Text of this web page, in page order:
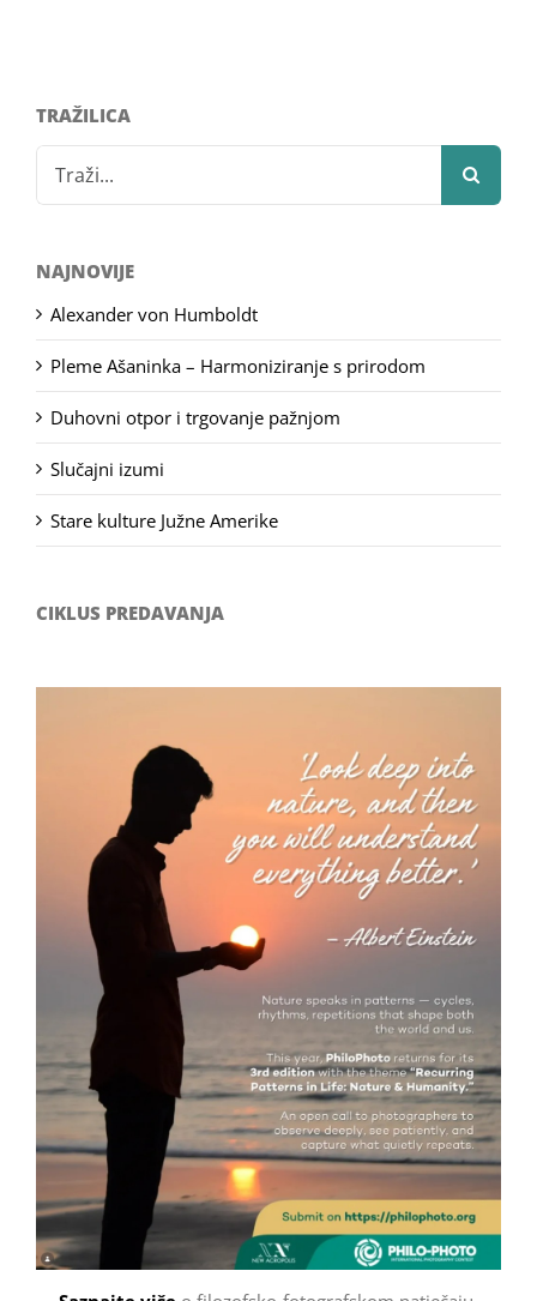
TRAŽILICA
Search
for:
NAJNOVIJE
Alexander von Humboldt
Pleme Ašaninka – Harmoniziranje s prirodom
Duhovni otpor i trgovanje pažnjom
Slučajni izumi
Stare kulture Južne Amerike
CIKLUS PREDAVANJA